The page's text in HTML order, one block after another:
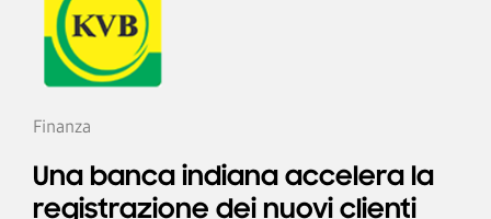
Finanza
Una banca indiana accelera la
registrazione dei nuovi clienti